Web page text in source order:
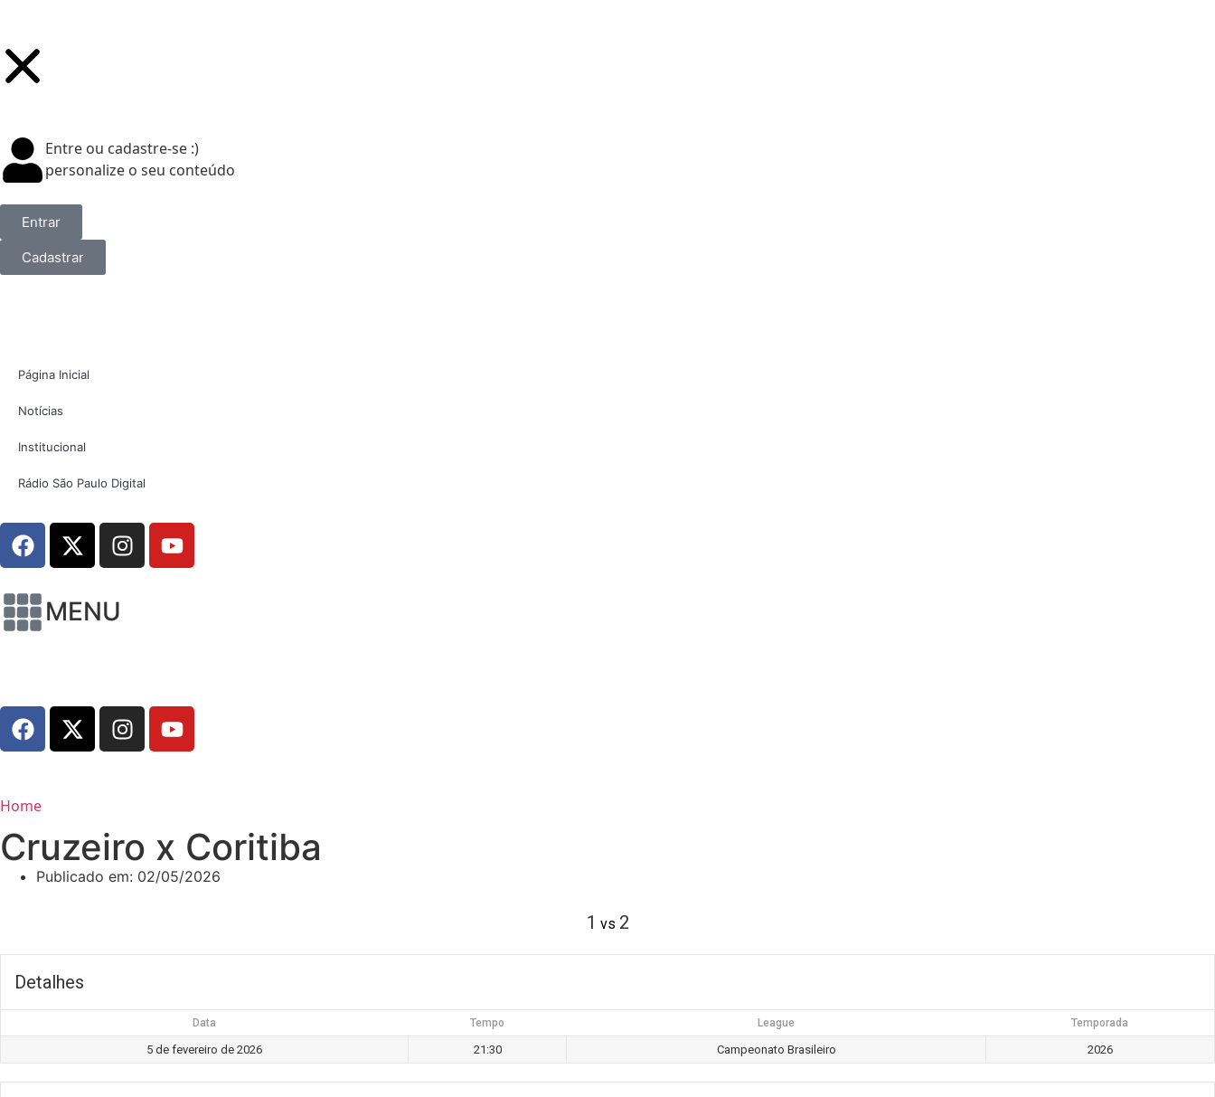
Entre ou cadastre-se :)
personalize o seu conteúdo
Entrar
Cadastrar
Página Inicial
Notícias
Institucional
Rádio São Paulo Digital
MENU
Home
Cruzeiro x Coritiba
Publicado em: 02/05/2026
1 vs 2
Detalhes
Data Tempo League Temporada
5 de fevereiro de 2026 21:30 Campeonato Brasileiro 2026